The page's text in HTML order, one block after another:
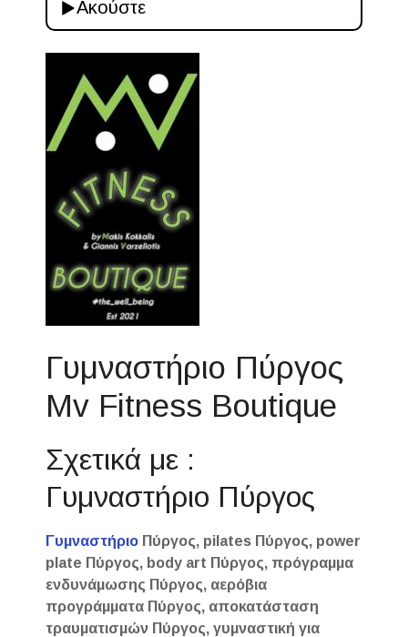
Ακούστε
Γυμναστήριο Πύργος
Mv Fitness Boutique
Σχετικά με :
Γυμναστήριο Πύργος
Γυμναστήριο Πύργος, pilates Πύργος, power
plate Πύργος, body art Πύργος, πρόγραμμα
ενδυνάμωσης Πύργος, αερόβια
προγράμματα Πύργος, αποκατάσταση
τραυματισμών Πύργος, γυμναστική για